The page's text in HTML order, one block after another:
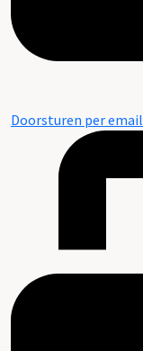
Doorsturen per email